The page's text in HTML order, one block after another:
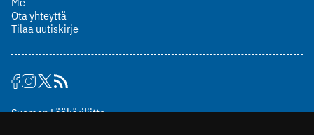
Ota yhteyttä
Tilaa uutiskirje
Suomen Lääkäriliitto